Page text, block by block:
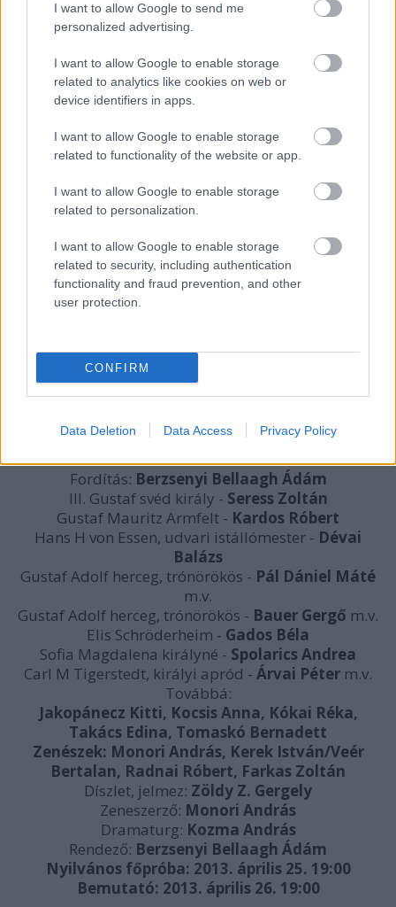
I want to allow Google to send me
personalized advertising.
I want to allow Google to enable storage
related to analytics like cookies on web or
device identifiers in apps.
I want to allow Google to enable storage
related to functionality of the website or app.
I want to allow Google to enable storage
related to personalization.
I want to allow Google to enable storage
related to security, including authentication
functionality and fraud prevention, and other
user protection.
CONFIRM
Data Deletion Data Access Privacy Policy
Sven Delblanc: Álarcosbál
Fordítás: Berzsenyi Bellaagh Ádám
III. Gustaf svéd király - Seress Zoltán
Gustaf Mauritz Armfelt - Kardos Róbert
Hans H von Essen, udvari istállómester - Dévai
Balázs
Gustaf Adolf herceg, trónörökös - Pál Dániel Máté
m.v.
Gustaf Adolf herceg, trónörökös - Bauer Gergő m.v.
Elis Schröderheim - Gados Béla
Sofia Magdalena királyné - Spolarics Andrea
Carl M Tigerstedt, királyi apród - Árvai Péter m.v.
Továbbá:
Jakopánecz Kitti, Kocsis Anna, Kókai Réka,
Takács Edina, Tomaskó Bernadett
Zenészek: Monori András, Kerek István/Veér
Bertalan, Radnai Róbert, Farkas Zoltán
Díszlet, jelmez: Zöldy Z. Gergely
Zeneszerző: Monori András
Dramaturg: Kozma András
Rendező: Berzsenyi Bellaagh Ádám
Nyilvános főpróba: 2013. április 25. 19:00
Bemutató: 2013. április 26. 19:00